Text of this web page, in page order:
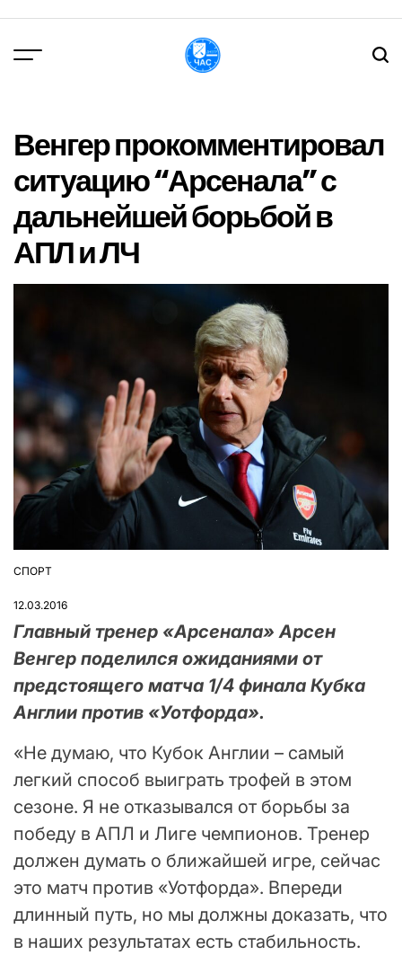
вмісту
Венгер прокомментировал
ситуацию “Арсенала” с
дальнейшей борьбой в
АПЛ и ЛЧ
ОПУБЛІКУВАТИ
СПОРТ
12.03.2016
Главный тренер «Арсенала» Арсен
Венгер поделился ожиданиями от
предстоящего матча 1/4 финала Кубка
Англии против «Уотфорда».
«Не думаю, что Кубок Англии – самый
легкий способ выиграть трофей в этом
сезоне. Я не отказывался от борьбы за
победу в АПЛ и Лиге чемпионов. Тренер
должен думать о ближайшей игре, сейчас
это матч против «Уотфорда». Впереди
длинный путь, но мы должны доказать, что
в наших результатах есть стабильность.